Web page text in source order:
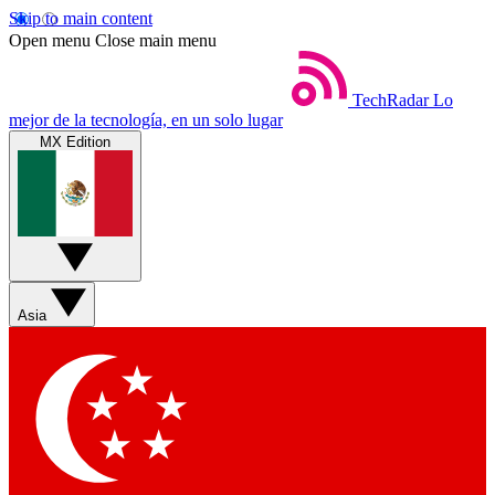
Skip to main content
Open menu Close main menu
TechRadar Lo
mejor de la tecnología, en un solo lugar
MX Edition
Asia